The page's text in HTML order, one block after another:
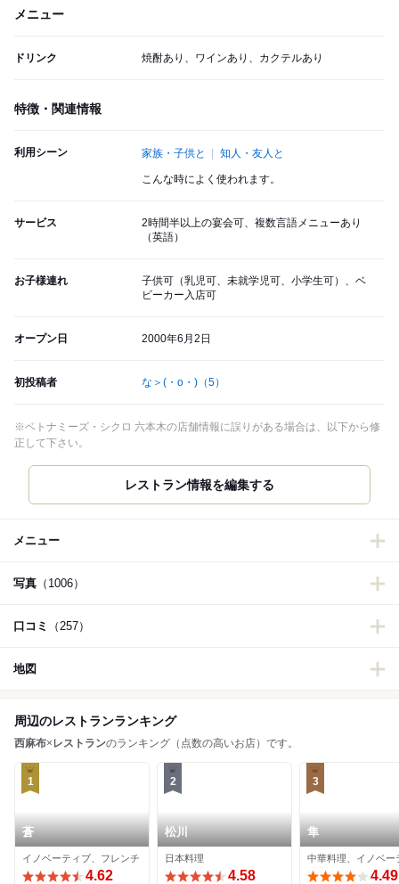
メニュー
ドリンク 焼酎あり、ワインあり、カクテルあり
特徴・関連情報
利用シーン 家族・子供と 知人・友人と
こんな時によく使われます。
サービス
2時間半以上の宴会可、複数言語メニューあり
（英語）
お子様連れ
子供可（乳児可、未就学児可、小学生可）、ベ
ビーカー入店可
オープン日 2000年6月2日
初投稿者 な＞(・o・) （5）
※ベトナミーズ・シクロ 六本木の店舗情報に誤りがある場合は、以下から修
正して下さい。
レストラン情報を編集する
メニュー
写真 （1006）
口コミ （257）
地図
周辺のレストランランキング
西麻布× レストランのランキング（点数の高いお店）です。
1
蒼
イノベーティブ、フレンチ
4.62
2
松川
日本料理
4.58
3
隼
中華料理、イノベー
4.49